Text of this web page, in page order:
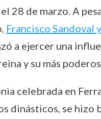
28 de marzo. A
Francisco Sandoval
a ejercer una
y su más
celebrada en
dinásticos, se hizo